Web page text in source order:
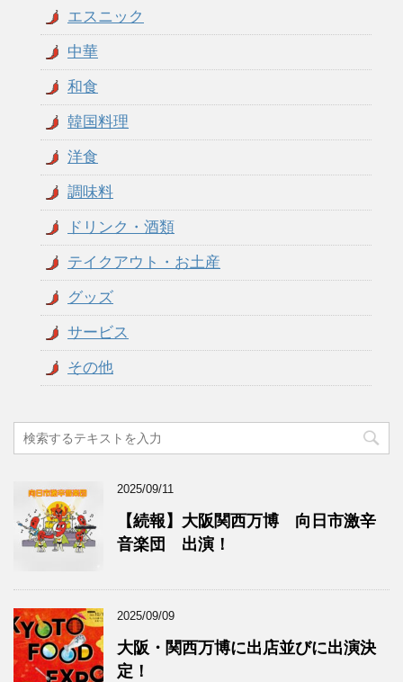
エスニック
中華
和食
韓国料理
洋食
調味料
ドリンク・酒類
テイクアウト・お土産
グッズ
サービス
その他
2025/09/11
【続報】大阪関西万博 向日市激辛
音楽団 出演！
2025/09/09
大阪・関西万博に出店並びに出演決
定！